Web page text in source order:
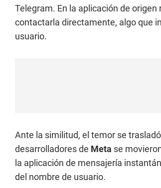
Telegram. En la aplicación de
contactarla directamente, algo que
usuario.
Ante la similitud, el temor se
desarrolladores de Meta se
la aplicación de mensajería
del nombre de usuario.